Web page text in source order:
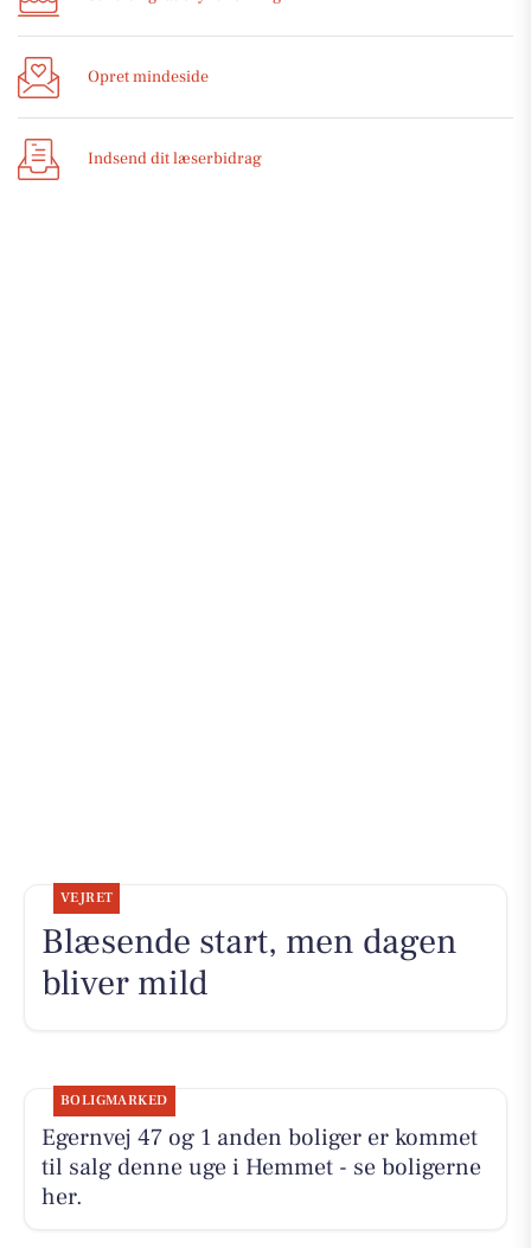
Opret mindeside
Indsend dit læserbidrag
VEJRET
Blæsende start, men dagen
bliver mild
BOLIGMARKED
Egernvej 47 og 1 anden boliger er kommet
til salg denne uge i Hemmet - se boligerne
her.